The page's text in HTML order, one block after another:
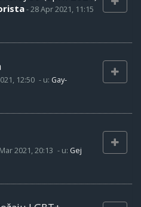
-28 Apr 2021, 11:15
12:50 - u: Gay-
2021, 20:13 - u: Gej